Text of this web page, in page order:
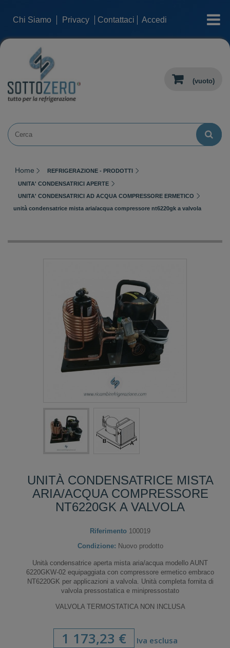
Chi Siamo Privacy Contattaci Accedi categorie
(vuoto)
Home REFRIGERAZIONE - PRODOTTI
UNITA' CONDENSATRICI APERTE
UNITA' CONDENSATRICI AD ACQUA COMPRESSORE ERMETICO
unità condensatrice mista aria/acqua compressore nt6220gk a valvola
UNITÀ CONDENSATRICE MISTA
ARIA/ACQUA COMPRESSORE
NT6220GK A VALVOLA
Riferimento 100019
Condizione: Nuovo prodotto
Unità condensatrice aperta mista aria/acqua modello AUNT
6220GKW-02 equipaggiata con compressore ermetico embraco
NT6220GK per applicazioni a valvola. Unità completa fornita di
valvola pressostatica e minipressostato
VALVOLA TERMOSTATICA NON INCLUSA
1 173,23 € Iva esclusa